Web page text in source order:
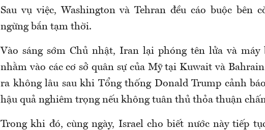
Sau vụ việc, Washington và Tehran đều cáo buộc bên
ngừng bắn tạm thời.
Vào sáng sớm Chủ nhật, Iran lại phóng tên lửa và máy
nhằm vào các cơ sở quân sự của Mỹ tại Kuwait và
ra không lâu sau khi Tổng thống Donald Trump cảnh
hậu quả nghiêm trọng nếu không tuân thủ thỏa thuận
Trong khi đó, cùng ngày, Israel cho biết nước này tiếp